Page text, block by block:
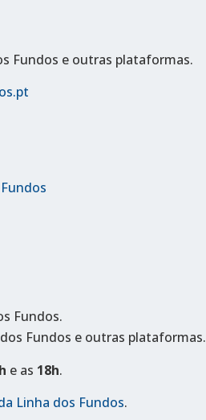
Fundos e outras plataformas.
Fundos.
Fundos e outras plataformas.
e as 18h.
Linha dos Fundos.